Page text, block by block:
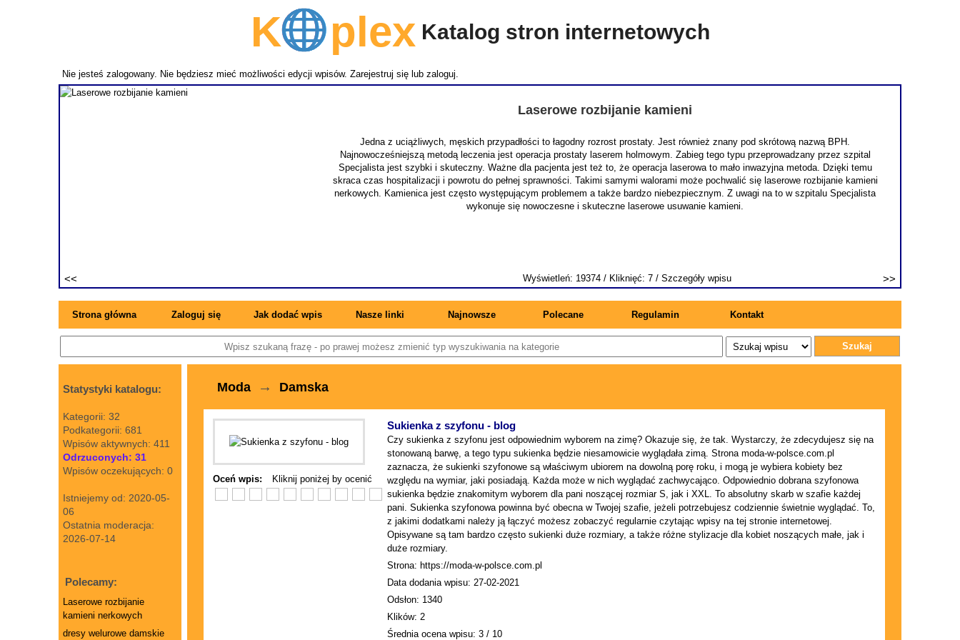
Kplex Katalog stron internetowych
Nie jesteś zalogowany. Nie będziesz mieć możliwości edycji wpisów. Zarejestruj się lub zaloguj.
Laserowe rozbijanie kamieni
Jedna z uciążliwych, męskich przypadłości to łagodny rozrost prostaty. Jest również znany pod skrótową nazwą BPH.
Najnowocześniejszą metodą leczenia jest operacja prostaty laserem holmowym. Zabieg tego typu przeprowadzany przez szpital
Specjalista jest szybki i skuteczny. Ważne dla pacjenta jest też to, że operacja laserowa to mało inwazyjna metoda. Dzięki temu
skraca czas hospitalizacji i powrotu do pełnej sprawności. Takimi samymi walorami może pochwalić się laserowe rozbijanie kamieni
nerkowych. Kamienica jest często występującym problemem a także bardzo niebezpiecznym. Z uwagi na to w szpitalu Specjalista
wykonuje się nowoczesne i skuteczne laserowe usuwanie kamieni.
Wyświetleń: 19374 / Kliknięć: 7 / Szczegóły wpisu
Strona główna Zaloguj się Jak dodać wpis Nasze linki Najnowsze Polecane Regulamin Kontakt
Szukaj
Statystyki katalogu:
Kategorii: 32
Podkategorii: 681
Wpisów aktywnych: 411
Odrzuconych: 31
Wpisów oczekujących: 0
Istniejemy od: 2020-05-
06
Ostatnia moderacja:
2026-07-14
Polecamy:
Laserowe rozbijanie
kamieni nerkowych
dresy welurowe damskie
Moda → Damska
Oceń wpis: Kliknij poniżej by ocenić
Sukienka z szyfonu - blog
Czy sukienka z szyfonu jest odpowiednim wyborem na zimę? Okazuje się, że tak. Wystarczy, że zdecydujesz się na
stonowaną barwę, a tego typu sukienka będzie niesamowicie wyglądała zimą. Strona moda-w-polsce.com.pl
zaznacza, że sukienki szyfonowe są właściwym ubiorem na dowolną porę roku, i mogą je wybiera kobiety bez
względu na wymiar, jaki posiadają. Każda może w nich wyglądać zachwycająco. Odpowiednio dobrana szyfonowa
sukienka będzie znakomitym wyborem dla pani noszącej rozmiar S, jak i XXL. To absolutny skarb w szafie każdej
pani. Sukienka szyfonowa powinna być obecna w Twojej szafie, jeżeli potrzebujesz codziennie świetnie wyglądać. To,
z jakimi dodatkami należy ją łączyć możesz zobaczyć regularnie czytając wpisy na tej stronie internetowej.
Opisywane są tam bardzo często sukienki duże rozmiary, a także różne stylizacje dla kobiet noszących małe, jak i
duże rozmiary.
Strona: https://moda-w-polsce.com.pl
Data dodania wpisu: 27-02-2021
Odsłon: 1340
Klików: 2
Średnia ocena wpisu: 3 / 10